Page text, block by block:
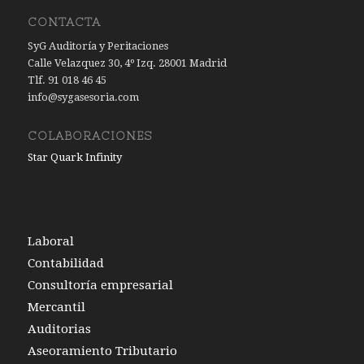
CONTACTA
SyG Auditoría y Peritaciones
Calle Velazquez 30, 4º Izq. 28001 Madrid
Tlf. 91 018 46 45
info@sygasesoria.com
COLABORACIONES
Star Quark Infinity
Laboral
Contabilidad
Consultoría empresarial
Mercantil
Auditorias
Aseoramiento Tributario